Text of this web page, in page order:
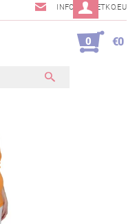
INFO@BABETKO.EU
0 €0